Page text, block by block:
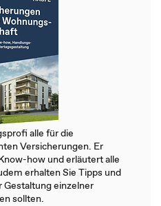
alle für die
Versicherungen. Er
how und erläutert alle
erhalten Sie Tipps und
Gestaltung einzelner
sollten.